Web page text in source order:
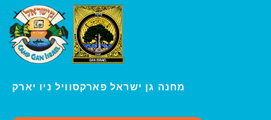
מחנה גן ישראל פארקסוויל ני